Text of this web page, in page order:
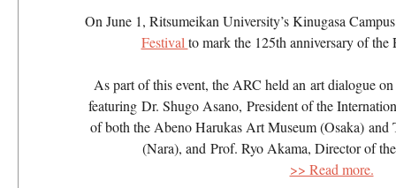
On June 1, Ritsumeikan University’s Kinugasa
Festival to mark the 125th anniversary of the
As part of this event, the ARC held an art dialogue
featuring Dr. Shugo Asano, President of the
of both the Abeno Harukas Art Museum (Osaka) and
(Nara), and Prof. Ryo Akama, Director of
>> Read more.